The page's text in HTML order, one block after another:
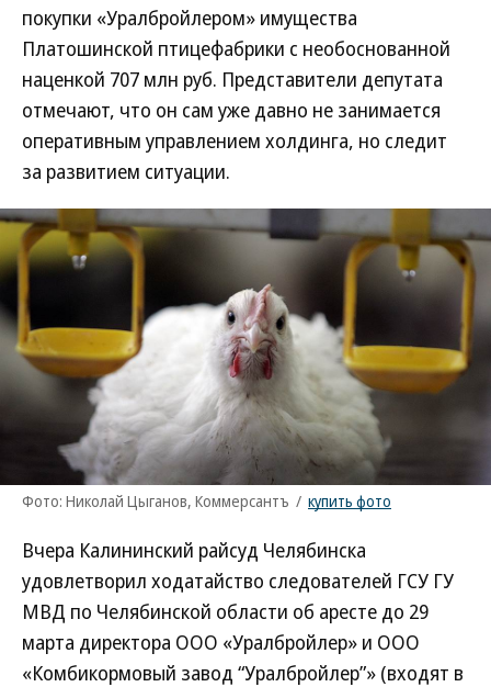
покупки «Уралбройлером» имущества
Платошинской птицефабрики с необоснованной
наценкой 707 млн руб. Представители депутата
отмечают, что он сам уже давно не занимается
оперативным управлением холдинга, но следит
за развитием ситуации.
Фото: Николай Цыганов, Коммерсантъ / купить фото
Вчера Калининский райсуд Челябинска
удовлетворил ходатайство следователей ГСУ ГУ
МВД по Челябинской области об аресте до 29
марта директора ООО «Уралбройлер» и ООО
«Комбикормовый завод “Уралбройлер”» (входят в